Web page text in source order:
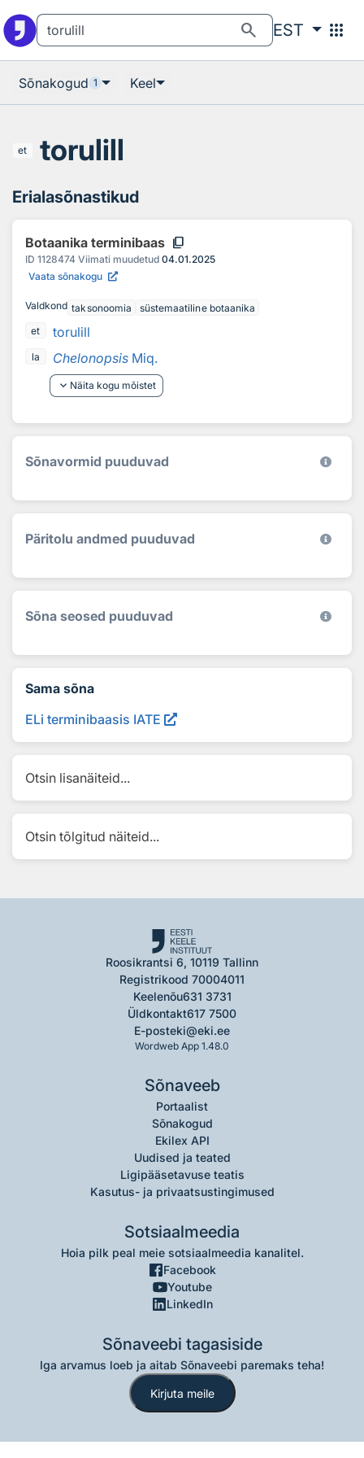
search EST apps
Sõnakogud 1 Keel
et torulill
Erialasõnastikud
Botaanika terminibaas content_copy
ID 1128474 Viimati muudetud 04.01.2025
Vaata sõnakogu
Valdkond taksonoomia
süstemaatiline botaanika
et
torulill
la Chelonopsis Miq.
keyboard_arrow_down Näita kogu mõistet
Sõnavormid puuduvad
Päritolu andmed puuduvad
Sõna seosed puuduvad
Sama sõna
ELi terminibaasis IATE
Otsin lisanäiteid...
Otsin tõlgitud näiteid...
Roosikrantsi 6, 10119 Tallinn
Registrikood 70004011
Keelenõu631 3731
Üldkontakt617 7500
E-posteki@eki.ee
Wordweb App 1.48.0
Sõnaveeb
Portaalist
Sõnakogud
Ekilex API
Uudised ja teated
Ligipääsetavuse teatis
Kasutus- ja privaatsustingimused
Sotsiaalmeedia
Hoia pilk peal meie sotsiaalmeedia kanalitel.
Facebook
Youtube
LinkedIn
Sõnaveebi tagasiside
Iga arvamus loeb ja aitab Sõnaveebi paremaks teha!
Kirjuta meile